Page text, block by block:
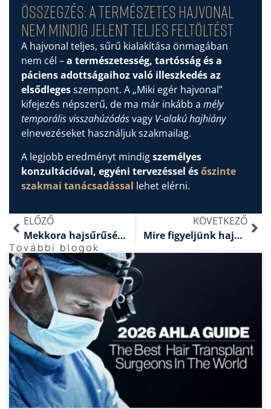
Összegzés: a természetes hajvonal
nem mindig jelent teljes feltöltést
A hajvonal teljes, sűrű kialakítása önmagában
nem cél –a természetesség, tartósság és a
páciens adottságaihoz való illeszkedés az
elsődlegesszempont. A „Miki egér hajvonal”
kifejezés népszerű, de ma már inkább a mély
temporális visszahúzódásvagy V-alakú hajhiány
elnevezéseket használjuk szakmailag.
A legjobb eredményt mindigszemélyes
konzultációval, egyéni tervezéssel ésőszinte
szakmai tanácsadással lehet elérni.
ELŐZŐ
Mekkora hajsűrűség érhető el hajbeültetéssel? – Amit érdemes tudni a valós lehetőségekről
KÖVETKEZŐ
Mire figyeljünk hajbeültetés árajánlatának értelmezésekor?
További blogok